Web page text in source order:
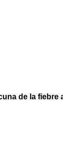
de la fiebre